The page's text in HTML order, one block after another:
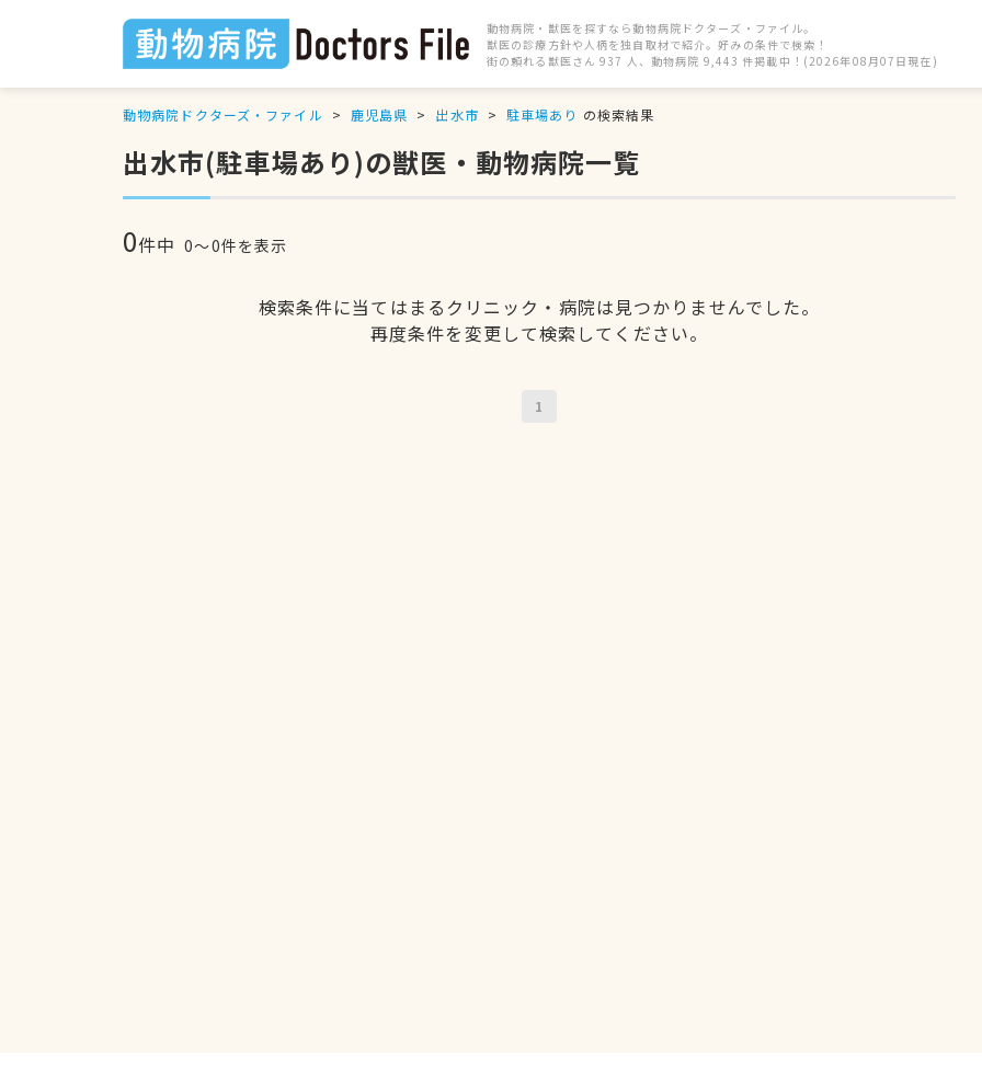
動物病院・獣医を探すなら動物病院ドクターズ・ファイル。
獣医の診療方針や人柄を独自取材で紹介。好みの条件で検索！
街の頼れる獣医さん 937 人、動物病院 9,443 件掲載中！(2026年08月07日現在)
動物病院ドクターズ・ファイル 鹿児島県 出水市 駐車場あり の検索結果
出水市(駐車場あり)の獣医・動物病院一覧
0件中 0〜0件を表示
検索条件に当てはまるクリニック・病院は見つかりませんでした。
再度条件を変更して検索してください。
1